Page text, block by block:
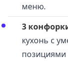
меню.
3
кухонь с